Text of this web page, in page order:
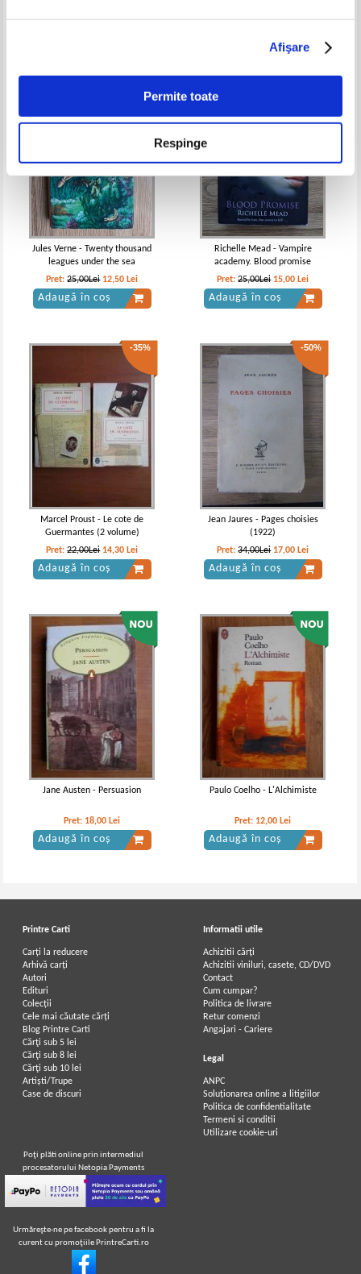
Afişare
Permite toate
Respinge
-50%
Jules Verne - Twenty thousand
leagues under the sea
Pret:25,00Lei 12,50 Lei
Adaugă în coș
-40%
Richelle Mead - Vampire
academy. Blood promise
Pret:25,00Lei 15,00 Lei
Adaugă în coș
-35%
Marcel Proust - Le cote de
Guermantes (2 volume)
Pret:22,00Lei 14,30 Lei
Adaugă în coș
-50%
Jean Jaures - Pages choisies
(1922)
Pret:34,00Lei 17,00 Lei
Adaugă în coș
Jane Austen - Persuasion
Pret: 18,00 Lei
Adaugă în coș
Paulo Coelho - L'Alchimiste
Pret: 12,00 Lei
Adaugă în coș
Printre Carti
Carți la reducere
Arhivă carți
Autori
Edituri
Colecții
Cele mai căutate cărți
Blog Printre Carti
Cărţi sub 5 lei
Cărţi sub 8 lei
Cărţi sub 10 lei
Artiști/Trupe
Case de discuri
Informatii utile
Achizitii cărți
Achizitii viniluri, casete, CD/DVD
Contact
Cum cumpar?
Politica de livrare
Retur comenzi
Angajari - Cariere
Legal
ANPC
Soluționarea online a litigiilor
Politica de confidentialitate
Termeni si conditii
Utilizare cookie-uri
Poţi plăti online prin intermediul
procesatorului Netopia Payments
Urmăreşte-ne pe facebook pentru a fi la
curent cu promoţiile PrintreCarti.ro